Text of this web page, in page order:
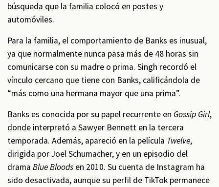
búsqueda que la familia colocó en postes y
automóviles.
Para la familia, el comportamiento de Banks es inusual,
ya que normalmente nunca pasa más de 48 horas sin
comunicarse con su madre o prima. Singh recordó el
vínculo cercano que tiene con Banks, calificándola de
“más como una hermana mayor que una prima”.
Banks es conocida por su papel recurrente en Gossip Girl,
donde interpretó a Sawyer Bennett en la tercera
temporada. Además, apareció en la película Twelve,
dirigida por Joel Schumacher, y en un episodio del
drama Blue Bloods en 2010. Su cuenta de Instagram ha
sido desactivada, aunque su perfil de TikTok permanece